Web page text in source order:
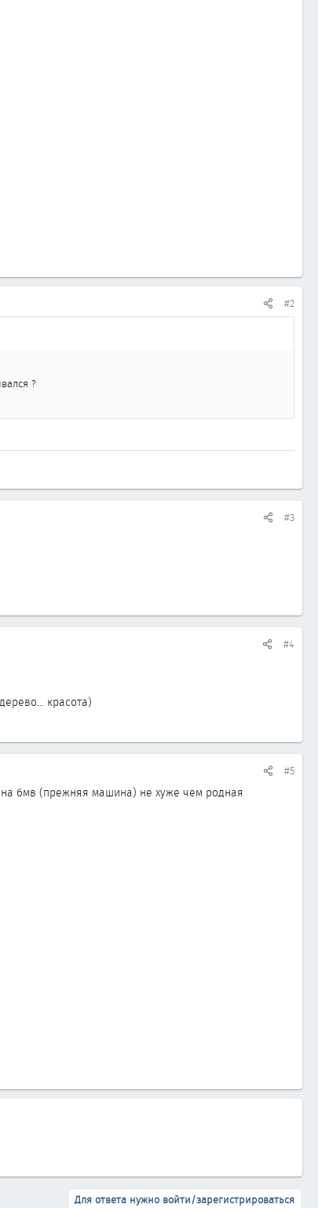
#2
?
#3
#4
красота)
#5
бмв (прежняя машина) не хуже чем родная
Для ответа нужно войти/зарегистрироваться